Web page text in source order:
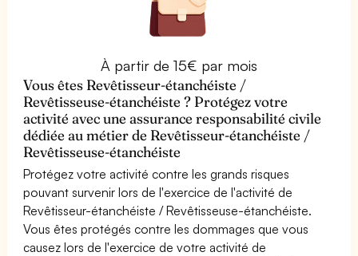
À partir de 15€ par mois
Vous êtes Revêtisseur-étanchéiste /
Revêtisseuse-étanchéiste ? Protégez votre
activité avec une assurance responsabilité civile
dédiée au métier de Revêtisseur-étanchéiste /
Revêtisseuse-étanchéiste
Protégez votre activité contre les grands risques
pouvant survenir lors de l'exercice de l'activité de
Revêtisseur-étanchéiste / Revêtisseuse-étanchéiste.
Vous êtes protégés contre les dommages que vous
causez lors de l'exercice de votre activité de